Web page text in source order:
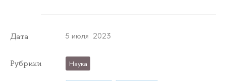
Дата 5 июля 2023
Рубрики Наука